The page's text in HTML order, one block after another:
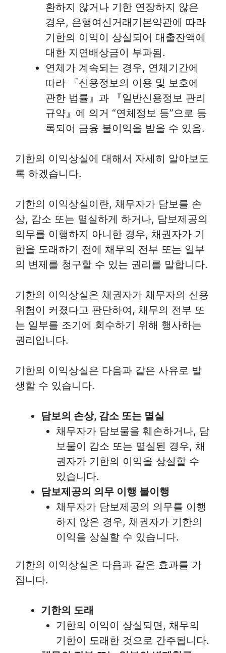
환하지 않거나 기한 연장하지 않은
경우, 은행여신거래기본약관에 따라
기한의 이익이 상실되어 대출잔액에
대한 지연배상금이 부과됨.
연체가 계속되는 경우, 연체기간에
따라 『신용정보의 이용 및 보호에
관한 법률』과 『일반신용정보 관리
규약』에 의거 “연체정보 등”으로 등
록되어 금융 불이익을 받을 수 있음.
기한의 이익상실에 대해서 자세히 알아보도
록 하겠습니다.
기한의 이익상실이란, 채무자가 담보를 손
상, 감소 또는 멸실하게 하거나, 담보제공의
의무를 이행하지 아니한 경우, 채권자가 기
한을 도래하기 전에 채무의 전부 또는 일부
의 변제를 청구할 수 있는 권리를 말합니다.
기한의 이익상실은 채권자가 채무자의 신용
위험이 커졌다고 판단하여, 채무의 전부 또
는 일부를 조기에 회수하기 위해 행사하는
권리입니다.
기한의 이익상실은 다음과 같은 사유로 발
생할 수 있습니다.
담보의 손상, 감소 또는 멸실
채무자가 담보물을 훼손하거나, 담
보물이 감소 또는 멸실된 경우, 채
권자가 기한의 이익을 상실할 수
있습니다.
담보제공의 의무 이행 불이행
채무자가 담보제공의 의무를 이행
하지 않은 경우, 채권자가 기한의
이익을 상실할 수 있습니다.
기한의 이익상실은 다음과 같은 효과를 가
집니다.
기한의 도래
기한의 이익이 상실되면, 채무의
기한이 도래한 것으로 간주됩니다.